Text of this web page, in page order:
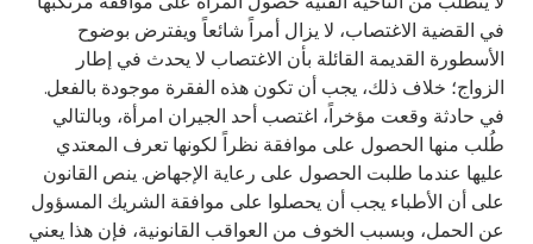
في القضية الاغتصاب، لا يزال أمراً شائعاً ويفترض بوضوح
الأسطورة القديمة القائلة بأن الاغتصاب لا يحدث في إطار
الزواج؛ خلاف ذلك، يجب أن تكون هذه الفقرة موجودة بالفعل.
في حادثة وقعت مؤخراً، اغتصب أحد الجيران امرأة، وبالتالي
طُلب منها الحصول على موافقة نظراً لكونها تعرف المعتدي
عليها عندما طلبت الحصول على رعاية الإجهاض. ينص القانون
على أن الأطباء يجب أن يحصلوا على موافقة الشريك المسؤول
عن الحمل، وبسبب الخوف من العواقب القانونية، فإن هذا يعني